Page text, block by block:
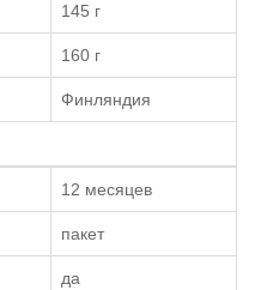
145 г
160 г
Финляндия
12 месяцев
пакет
да